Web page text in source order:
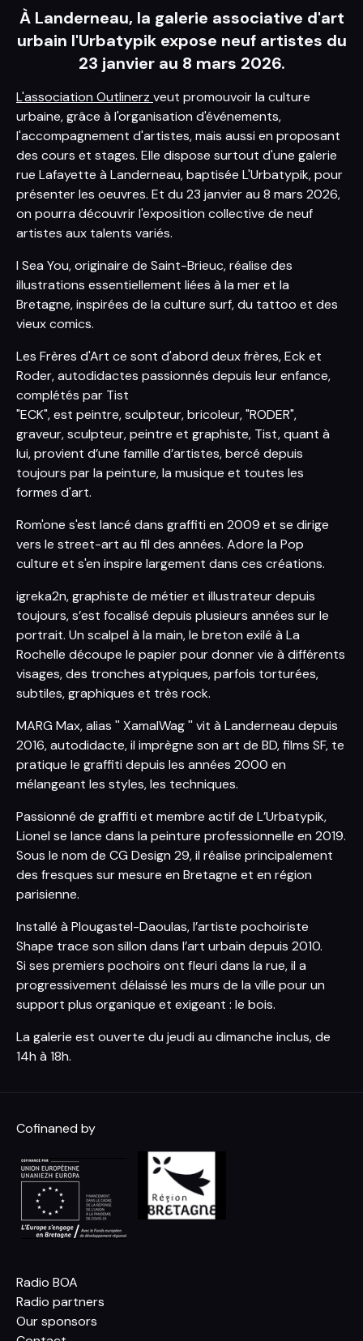
À Landerneau, la galerie associative d'art
urbain l'Urbatypik expose neuf artistes du
23 janvier au 8 mars 2026.
L'association Outlinerz veut promouvoir la culture
urbaine, grâce à l'organisation d'événements,
l'accompagnement d'artistes, mais aussi en proposant
des cours et stages. Elle dispose surtout d'une galerie
rue Lafayette à Landerneau, baptisée L'Urbatypik, pour
présenter les oeuvres. Et du 23 janvier au 8 mars 2026,
on pourra découvrir l'exposition collective de neuf
artistes aux talents variés.
I Sea You, originaire de Saint-Brieuc, réalise des
illustrations essentiellement liées à la mer et la
Bretagne, inspirées de la culture surf, du tattoo et des
vieux comics.
Les Frères d'Art ce sont d'abord deux frères, Eck et
Roder, autodidactes passionnés depuis leur enfance,
complétés par Tist
"ECK", est peintre, sculpteur, bricoleur, "RODER",
graveur, sculpteur, peintre et graphiste, Tist, quant à
lui, provient d’une famille d’artistes, bercé depuis
toujours par la peinture, la musique et toutes les
formes d'art.
Rom'one s'est lancé dans graffiti en 2009 et se dirige
vers le street-art au fil des années. Adore la Pop
culture et s'en inspire largement dans ces créations.
igreka2n, graphiste de métier et illustrateur depuis
toujours, s’est focalisé depuis plusieurs années sur le
portrait. Un scalpel à la main, le breton exilé à La
Rochelle découpe le papier pour donner vie à différents
visages, des tronches atypiques, parfois torturées,
subtiles, graphiques et très rock.
MARG Max, alias '' XamalWag '' vit à Landerneau depuis
2016, autodidacte, il imprègne son art de BD, films SF, te
pratique le graffiti depuis les années 2000 en
mélangeant les styles, les techniques.
Passionné de graffiti et membre actif de L’Urbatypik,
Lionel se lance dans la peinture professionnelle en 2019.
Sous le nom de CG Design 29, il réalise principalement
des fresques sur mesure en Bretagne et en région
parisienne.
Installé à Plougastel-Daoulas, l’artiste pochoiriste
Shape trace son sillon dans l’art urbain depuis 2010.
Si ses premiers pochoirs ont fleuri dans la rue, il a
progressivement délaissé les murs de la ville pour un
support plus organique et exigeant : le bois.
La galerie est ouverte du jeudi au dimanche inclus, de
14h à 18h.
Cofinaned by
Radio BOA
Radio partners
Our sponsors